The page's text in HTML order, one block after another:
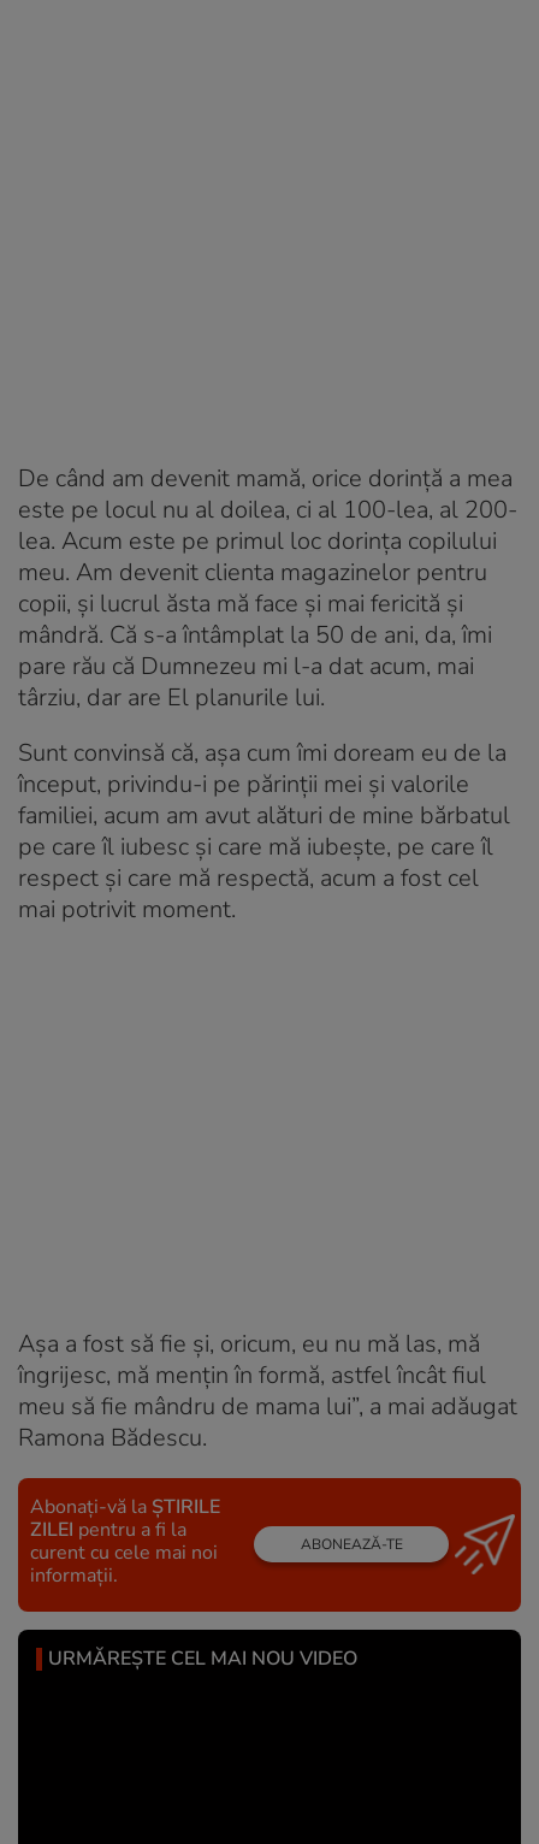
De când am devenit mamă, orice dorință a mea
este pe locul nu al doilea, ci al 100-lea, al 200-
lea. Acum este pe primul loc dorința copilului
meu. Am devenit clienta magazinelor pentru
copii, şi lucrul ăsta mă face şi mai fericită şi
mândră. Că s-a întâmplat la 50 de ani, da, îmi
pare rău că Dumnezeu mi l-a dat acum, mai
târziu, dar are El planurile lui.
Sunt convinsă că, aşa cum îmi doream eu de la
început, privindu-i pe părinții mei şi valorile
familiei, acum am avut alături de mine bărbatul
pe care îl iubesc şi care mă iubeşte, pe care îl
respect şi care mă respectă, acum a fost cel
mai potrivit moment.
Aşa a fost să fie şi, oricum, eu nu mă las, mă
îngrijesc, mă mențin în formă, astfel încât fiul
meu să fie mândru de mama lui”, a mai adăugat
Ramona Bădescu.
Abonați-vă la ȘTIRILE
ZILEI pentru a fi la
curent cu cele mai noi
informații.
ABONEAZĂ-TE
URMĂREȘTE CEL MAI NOU VIDEO